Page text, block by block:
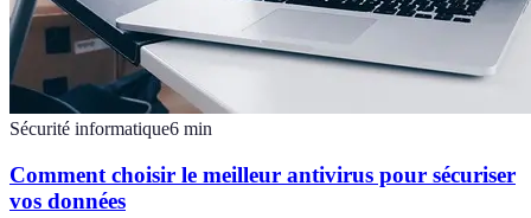
Sécurité informatique6 min
Comment choisir le meilleur antivirus pour sécuriser
vos données